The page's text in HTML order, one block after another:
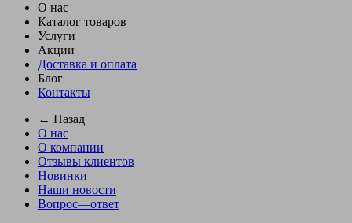
О нас
Каталог товаров
Услуги
Акции
Доставка и оплата
Блог
Контакты
← Назад
О нас
О компании
Отзывы клиентов
Новинки
Наши новости
Вопрос—ответ